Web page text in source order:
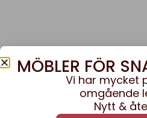
MÖBLER FÖR
Vi har mycket
omgående
Nytt &